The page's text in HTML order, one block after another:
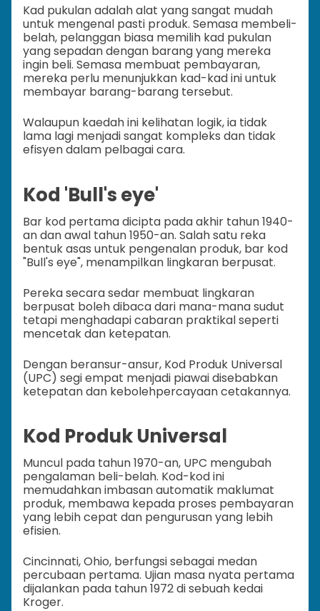
Kad pukulan adalah alat yang sangat mudah
untuk mengenal pasti produk. Semasa membeli-
belah, pelanggan biasa memilih kad pukulan
yang sepadan dengan barang yang mereka
ingin beli. Semasa membuat pembayaran,
mereka perlu menunjukkan kad-kad ini untuk
membayar barang-barang tersebut.
Walaupun kaedah ini kelihatan logik, ia tidak
lama lagi menjadi sangat kompleks dan tidak
efisyen dalam pelbagai cara.
Kod 'Bull's eye'
Bar kod pertama dicipta pada akhir tahun 1940-
an dan awal tahun 1950-an. Salah satu reka
bentuk asas untuk pengenalan produk, bar kod
"Bull's eye", menampilkan lingkaran berpusat.
Pereka secara sedar membuat lingkaran
berpusat boleh dibaca dari mana-mana sudut
tetapi menghadapi cabaran praktikal seperti
mencetak dan ketepatan.
Dengan beransur-ansur, Kod Produk Universal
(UPC) segi empat menjadi piawai disebabkan
ketepatan dan kebolehpercayaan cetakannya.
Kod Produk Universal
Muncul pada tahun 1970-an, UPC mengubah
pengalaman beli-belah. Kod-kod ini
memudahkan imbasan automatik maklumat
produk, membawa kepada proses pembayaran
yang lebih cepat dan pengurusan yang lebih
efisien.
Cincinnati, Ohio, berfungsi sebagai medan
percubaan pertama. Ujian masa nyata pertama
dijalankan pada tahun 1972 di sebuah kedai
Kroger.